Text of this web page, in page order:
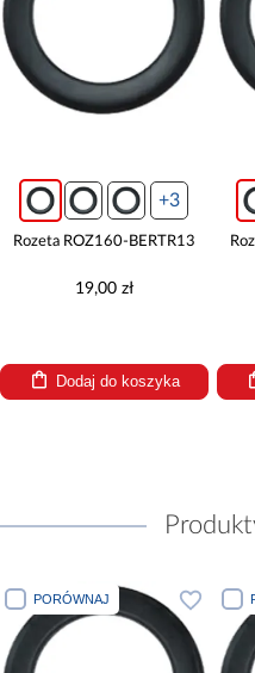
+3
Rozeta ROZ160-BERTR13
19,00 zł
Dodaj do koszyka
PORÓWNAJ